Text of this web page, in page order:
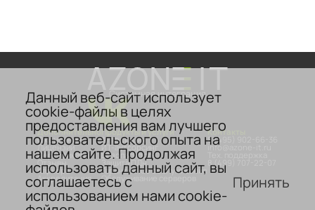
Системная интеграция
Дополнительно
О компании
Лицензии
Сертификаты
Отзывы
Карьера
Аккредитация
Продукты и услуги
Аттестация
ИТ-аутсорсинг
Безопасность
Защита ПДн
Гарантийное обслуживание
Обслуживание серверов
Контакты
8 (495) 902-66-36
info@azone-it.ru
8 (499) 707-22-07
Данный веб-сайт использует
cookie-файлы в целях
предоставления вам лучшего
пользовательского опыта на
нашем сайте. Продолжая
использовать данный сайт, вы
соглашаетесь с
использованием нами cookie-
Принять